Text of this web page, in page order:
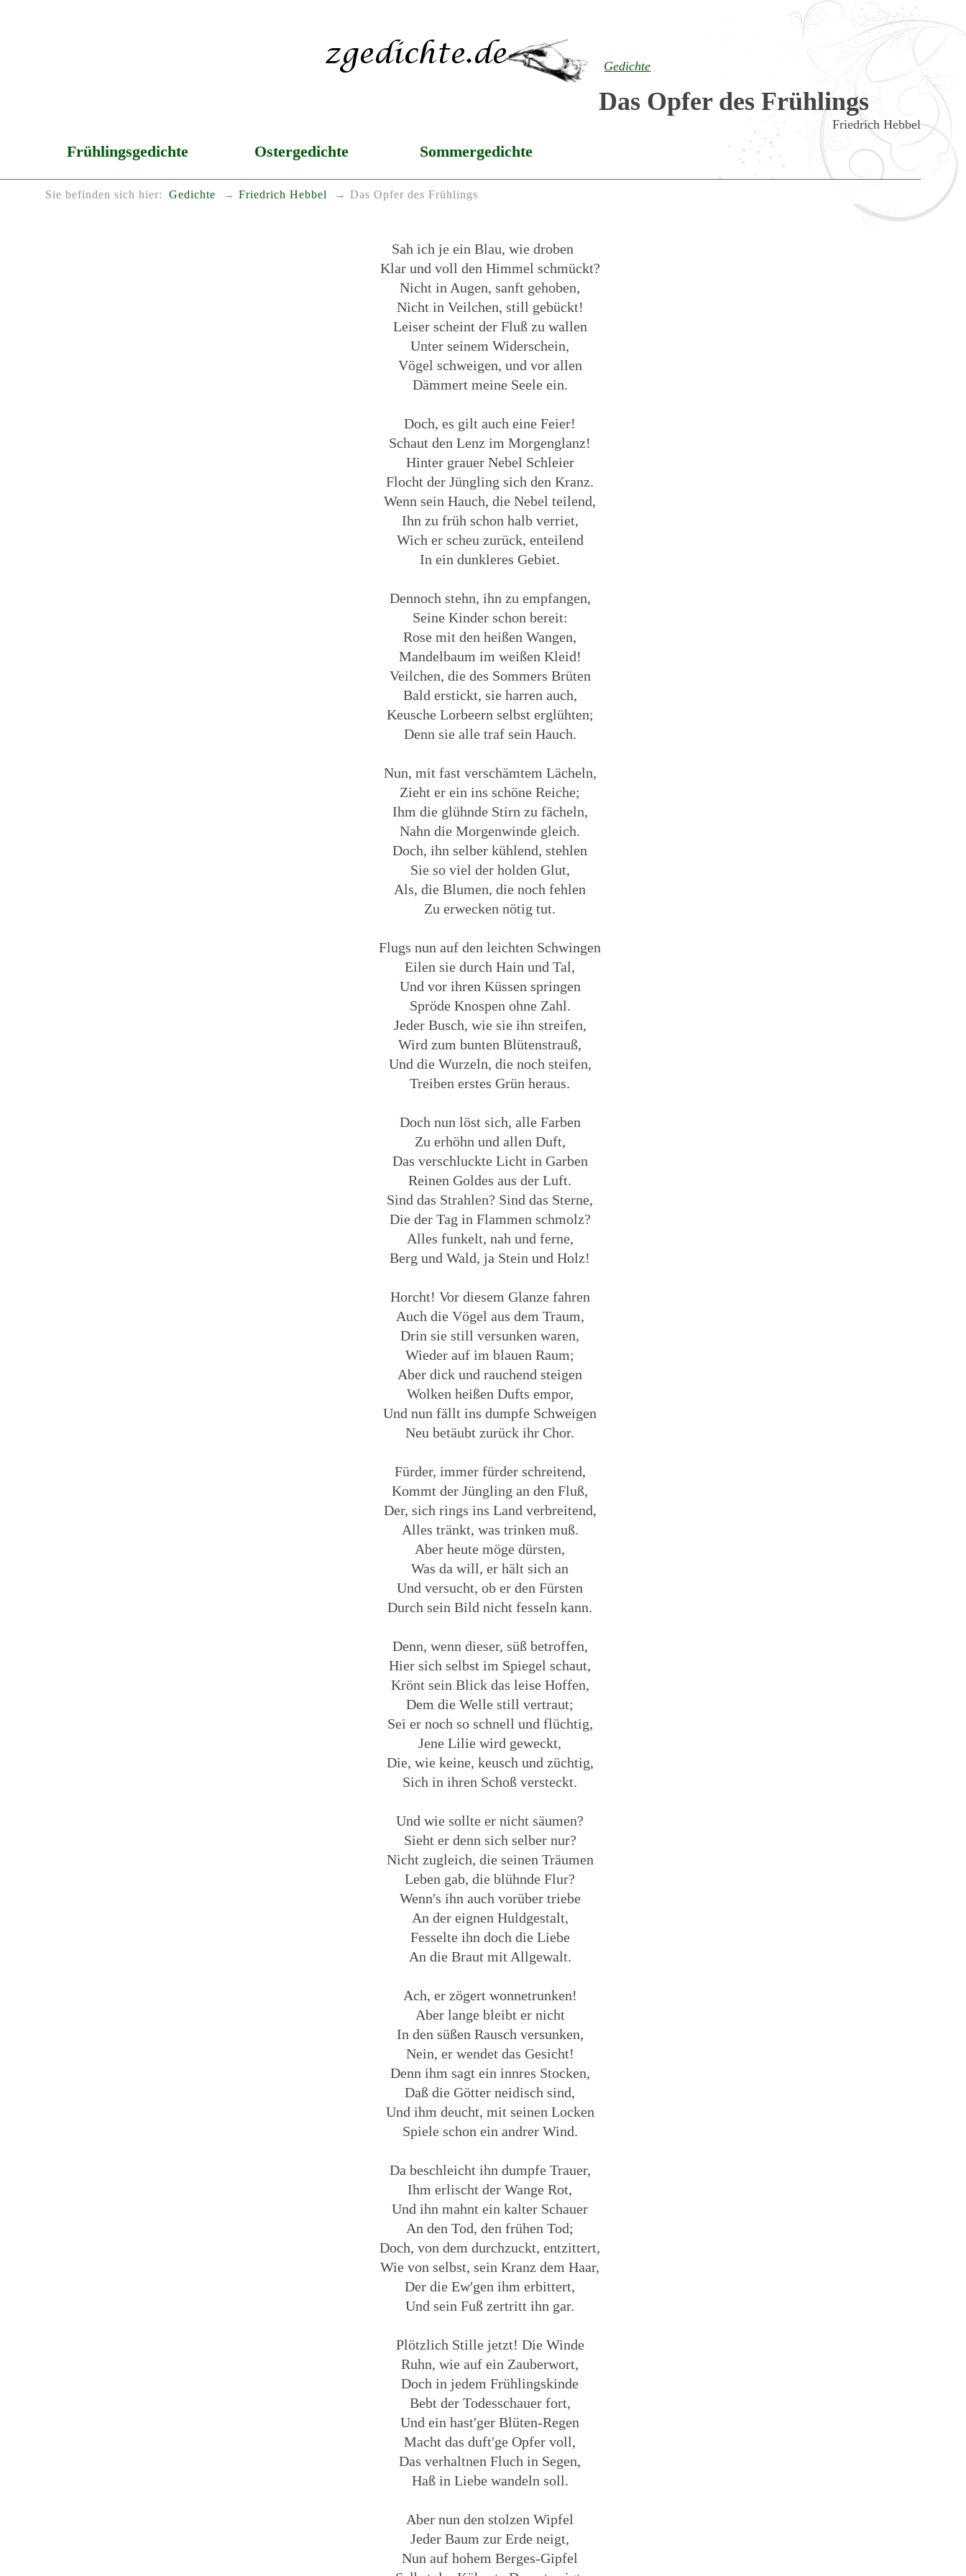
Gedichte
Das Opfer des Frühlings
Friedrich Hebbel
Frühlingsgedichte Ostergedichte Sommergedichte
Sie befinden sich hier: Gedichte Friedrich Hebbel Das Opfer des Frühlings
Sah ich je ein Blau, wie droben
Klar und voll den Himmel schmückt?
Nicht in Augen, sanft gehoben,
Nicht in Veilchen, still gebückt!
Leiser scheint der Fluß zu wallen
Unter seinem Widerschein,
Vögel schweigen, und vor allen
Dämmert meine Seele ein.
Doch, es gilt auch eine Feier!
Schaut den Lenz im Morgenglanz!
Hinter grauer Nebel Schleier
Flocht der Jüngling sich den Kranz.
Wenn sein Hauch, die Nebel teilend,
Ihn zu früh schon halb verriet,
Wich er scheu zurück, enteilend
In ein dunkleres Gebiet.
Dennoch stehn, ihn zu empfangen,
Seine Kinder schon bereit:
Rose mit den heißen Wangen,
Mandelbaum im weißen Kleid!
Veilchen, die des Sommers Brüten
Bald erstickt, sie harren auch,
Keusche Lorbeern selbst erglühten;
Denn sie alle traf sein Hauch.
Nun, mit fast verschämtem Lächeln,
Zieht er ein ins schöne Reiche;
Ihm die glühnde Stirn zu fächeln,
Nahn die Morgenwinde gleich.
Doch, ihn selber kühlend, stehlen
Sie so viel der holden Glut,
Als, die Blumen, die noch fehlen
Zu erwecken nötig tut.
Flugs nun auf den leichten Schwingen
Eilen sie durch Hain und Tal,
Und vor ihren Küssen springen
Spröde Knospen ohne Zahl.
Jeder Busch, wie sie ihn streifen,
Wird zum bunten Blütenstrauß,
Und die Wurzeln, die noch steifen,
Treiben erstes Grün heraus.
Doch nun löst sich, alle Farben
Zu erhöhn und allen Duft,
Das verschluckte Licht in Garben
Reinen Goldes aus der Luft.
Sind das Strahlen? Sind das Sterne,
Die der Tag in Flammen schmolz?
Alles funkelt, nah und ferne,
Berg und Wald, ja Stein und Holz!
Horcht! Vor diesem Glanze fahren
Auch die Vögel aus dem Traum,
Drin sie still versunken waren,
Wieder auf im blauen Raum;
Aber dick und rauchend steigen
Wolken heißen Dufts empor,
Und nun fällt ins dumpfe Schweigen
Neu betäubt zurück ihr Chor.
Fürder, immer fürder schreitend,
Kommt der Jüngling an den Fluß,
Der, sich rings ins Land verbreitend,
Alles tränkt, was trinken muß.
Aber heute möge dürsten,
Was da will, er hält sich an
Und versucht, ob er den Fürsten
Durch sein Bild nicht fesseln kann.
Denn, wenn dieser, süß betroffen,
Hier sich selbst im Spiegel schaut,
Krönt sein Blick das leise Hoffen,
Dem die Welle still vertraut;
Sei er noch so schnell und flüchtig,
Jene Lilie wird geweckt,
Die, wie keine, keusch und züchtig,
Sich in ihren Schoß versteckt.
Und wie sollte er nicht säumen?
Sieht er denn sich selber nur?
Nicht zugleich, die seinen Träumen
Leben gab, die blühnde Flur?
Wenn′s ihn auch vorüber triebe
An der eignen Huldgestalt,
Fesselte ihn doch die Liebe
An die Braut mit Allgewalt.
Ach, er zögert wonnetrunken!
Aber lange bleibt er nicht
In den süßen Rausch versunken,
Nein, er wendet das Gesicht!
Denn ihm sagt ein innres Stocken,
Daß die Götter neidisch sind,
Und ihm deucht, mit seinen Locken
Spiele schon ein andrer Wind.
Da beschleicht ihn dumpfe Trauer,
Ihm erlischt der Wange Rot,
Und ihn mahnt ein kalter Schauer
An den Tod, den frühen Tod;
Doch, von dem durchzuckt, entzittert,
Wie von selbst, sein Kranz dem Haar,
Der die Ew′gen ihm erbittert,
Und sein Fuß zertritt ihn gar.
Plötzlich Stille jetzt! Die Winde
Ruhn, wie auf ein Zauberwort,
Doch in jedem Frühlingskinde
Bebt der Todesschauer fort,
Und ein hast′ger Blüten-Regen
Macht das duft′ge Opfer voll,
Das verhaltnen Fluch in Segen,
Haß in Liebe wandeln soll.
Aber nun den stolzen Wipfel
Jeder Baum zur Erde neigt,
Nun auf hohem Berges-Gipfel